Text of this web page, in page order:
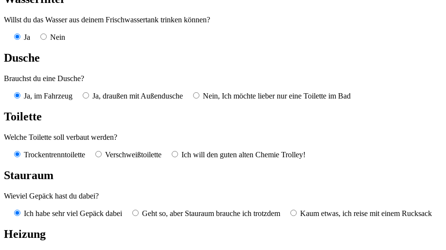
Willst du das Wasser aus deinem Frischwassertank trinken können?
Ja Nein
Dusche
Brauchst du eine Dusche?
Ja, im Fahrzeug Ja, draußen mit Außendusche Nein, Ich möchte lieber nur eine Toilette im Bad
Toilette
Welche Toilette soll verbaut werden?
Trockentrenntoilette Verschweißtoilette Ich will den guten alten Chemie Trolley!
Stauraum
Wieviel Gepäck hast du dabei?
Ich habe sehr viel Gepäck dabei Geht so, aber Stauraum brauche ich trotzdem Kaum etwas, ich reise mit einem Rucksack
Heizung